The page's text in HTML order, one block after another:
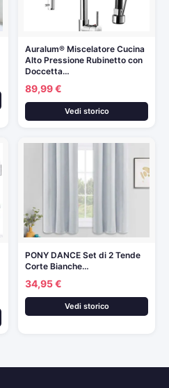
Auralum® Miscelatore Cucina
Alto Pressione Rubinetto con
Doccetta…
89,99 €
Vedi storico
PONY DANCE Set di 2 Tende
Corte Bianche…
34,95 €
Vedi storico